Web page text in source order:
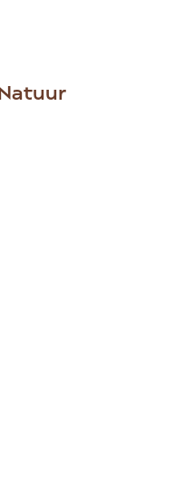
Natuur